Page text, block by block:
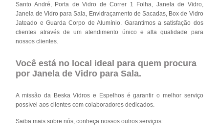
Santo André, Porta de Vidro de Correr 1 Folha, Janela de Vidro,
Janela de Vidro para Sala, Envidraçamento de Sacadas, Box de Vidro
Jateado e Guarda Corpo de Alumínio. Garantimos a satisfação dos
clientes através de um atendimento único e alta qualidade para
nossos clientes.
Você está no local ideal para quem procura
porJanela de Vidro para Sala.
A missão da Beska Vidros e Espelhos é garantir o melhor serviço
possível aos clientes com colaboradores dedicados.
Saiba mais sobre nós, conheça nossos outros serviços: